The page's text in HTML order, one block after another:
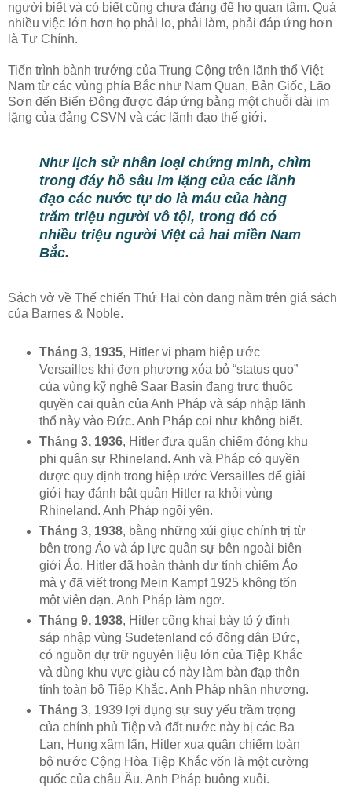
người biết và có biết cũng chưa đáng để họ quan tâm. Quá
nhiều việc lớn hơn họ phải lo, phải làm, phải đáp ứng hơn
là Tư Chính.
Tiến trình bành trướng của Trung Cộng trên lãnh thổ Việt
Nam từ các vùng phía Bắc như Nam Quan, Bản Giốc, Lão
Sơn đến Biển Đông được đáp ứng bằng một chuỗi dài im
lặng của đảng CSVN và các lãnh đạo thế giới.
Như lịch sử nhân loại chứng minh, chìm
trong đáy hồ sâu im lặng của các lãnh
đạo các nước tự do là máu của hàng
trăm triệu người vô tội, trong đó có
nhiều triệu người Việt cả hai miền Nam
Bắc.
Sách vở về Thế chiến Thứ Hai còn đang nằm trên giá sách
của Barnes & Noble.
Tháng 3, 1935, Hitler vi phạm hiệp ước
Versailles khi đơn phương xóa bỏ “status quo”
của vùng kỹ nghệ Saar Basin đang trực thuộc
quyền cai quản của Anh Pháp và sáp nhập lãnh
thổ này vào Đức. Anh Pháp coi như không biết.
Tháng 3, 1936, Hitler đưa quân chiếm đóng khu
phi quân sự Rhineland. Anh và Pháp có quyền
được quy định trong hiệp ước Versailles để giải
giới hay đánh bật quân Hitler ra khỏi vùng
Rhineland. Anh Pháp ngồi yên.
Tháng 3, 1938, bằng những xúi giục chính trị từ
bên trong Áo và áp lực quân sự bên ngoài biên
giới Áo, Hitler đã hoàn thành dự tính chiếm Áo
mà y đã viết trong Mein Kampf 1925 không tốn
một viên đạn. Anh Pháp làm ngơ.
Tháng 9, 1938, Hitler công khai bày tỏ ý định
sáp nhập vùng Sudetenland có đông dân Đức,
có nguồn dự trữ nguyên liệu lớn của Tiệp Khắc
và dùng khu vực giàu có này làm bàn đạp thôn
tính toàn bộ Tiệp Khắc. Anh Pháp nhân nhượng.
Tháng 3, 1939 lợi dụng sự suy yếu trầm trọng
của chính phủ Tiệp và đất nước này bị các Ba
Lan, Hung xâm lấn, Hitler xua quân chiếm toàn
bộ nước Cộng Hòa Tiệp Khắc vốn là một cường
quốc của châu Âu. Anh Pháp buông xuôi.